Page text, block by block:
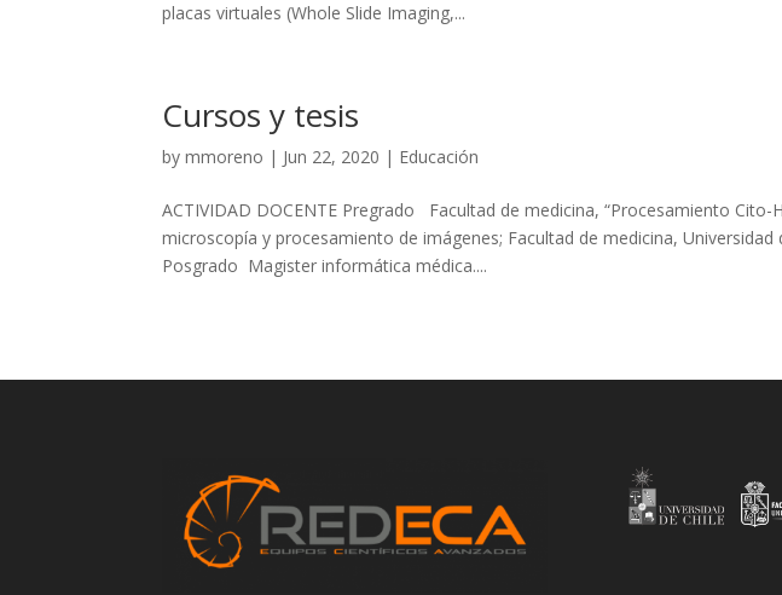
placas virtuales (Whole Slide Imaging,...
Cursos y tesis
bymmoreno | Jun 22, 2020 | Educación
ACTIVIDAD DOCENTE Pregrado Facultad de medicina, “Procesamiento
microscopía y procesamiento de imágenes; Facultad de medicina,
Posgrado Magister informática médica....